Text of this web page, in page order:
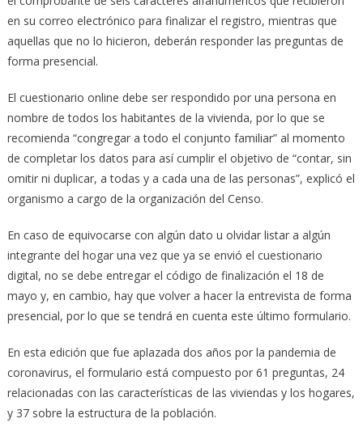
en su correo electrónico para finalizar el registro, mientras que
aquellas que no lo hicieron, deberán responder las preguntas de
forma presencial.
El cuestionario online debe ser respondido por una persona en
nombre de todos los habitantes de la vivienda, por lo que se
recomienda “congregar a todo el conjunto familiar” al momento
de completar los datos para así cumplir el objetivo de “contar, sin
omitir ni duplicar, a todas y a cada una de las personas”, explicó el
organismo a cargo de la organización del Censo.
En caso de equivocarse con algún dato u olvidar listar a algún
integrante del hogar una vez que ya se envió el cuestionario
digital, no se debe entregar el código de finalización el 18 de
mayo y, en cambio, hay que volver a hacer la entrevista de forma
presencial, por lo que se tendrá en cuenta este último formulario.
En esta edición que fue aplazada dos años por la pandemia de
coronavirus, el formulario está compuesto por 61 preguntas, 24
relacionadas con las características de las viviendas y los hogares,
y 37 sobre la estructura de la población.